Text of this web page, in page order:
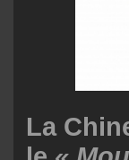
La